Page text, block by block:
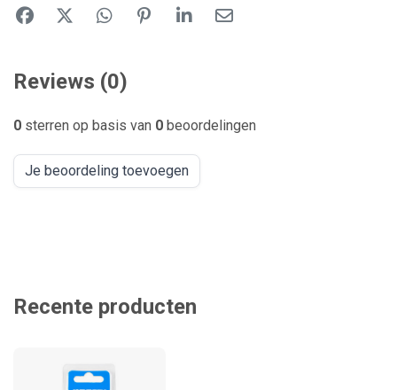
Reviews (0)
0 sterren op basis van 0 beoordelingen
Je beoordeling toevoegen
Recente producten